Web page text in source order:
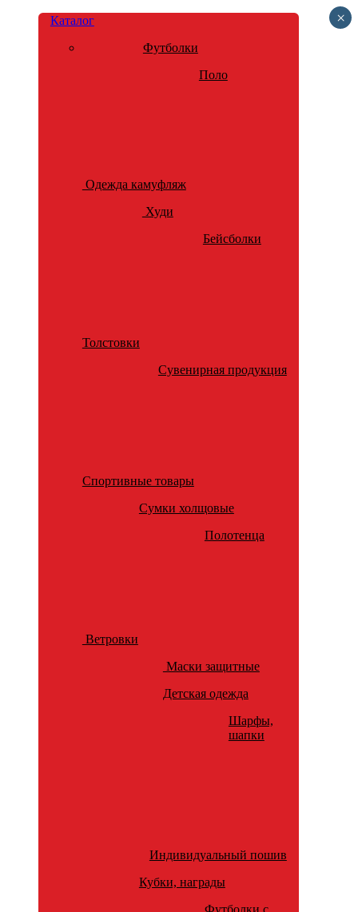
Каталог
Футболки
Поло
Одежда камуфляж
Худи
Бейсболки
Толстовки
Сувенирная продукция
Спортивные товары
Сумки холщовые
Полотенца
Ветровки
Маски защитные
Детская одежда
Шарфы,
шапки
Индивидуальный пошив
Кубки, награды
×